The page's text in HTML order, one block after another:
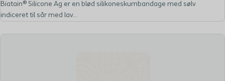
Biatain® Silicone Ag er en blød silikoneskumbandage med sølv
indiceret til sår med lav...